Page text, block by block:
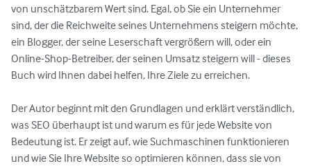
von unschätzbarem Wert sind. Egal, ob Sie ein Unternehmer
sind, der die Reichweite seines Unternehmens steigern möchte,
ein Blogger, der seine Leserschaft vergrößern will, oder ein
Online-Shop-Betreiber, der seinen Umsatz steigern will - dieses
Buch wird Ihnen dabei helfen, Ihre Ziele zu erreichen.
Der Autor beginnt mit den Grundlagen und erklärt verständlich,
was SEO überhaupt ist und warum es für jede Website von
Bedeutung ist. Er zeigt auf, wie Suchmaschinen funktionieren
und wie Sie Ihre Website so optimieren können, dass sie von